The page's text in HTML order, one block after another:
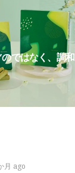
ではなく、調和
月 ago